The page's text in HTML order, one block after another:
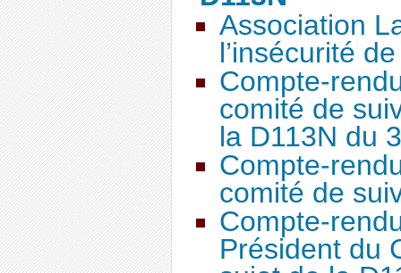
Association
l’insécurité
Compte-
comité de
la D113N du
Compte-
comité de
Compte-
Président du